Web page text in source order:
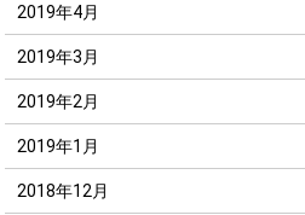
2019年4月
2019年3月
2019年2月
2019年1月
2018年12月